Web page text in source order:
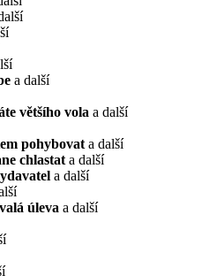
a další
většího vola a další
pohybovat a další
chlastat a další
a další
úleva a další